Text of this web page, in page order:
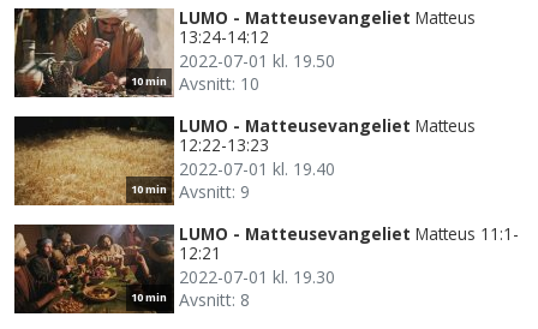
10 min
LUMO - Matteusevangeliet Matteus
13:24-14:12
2022-07-01 kl. 19.50
Avsnitt: 10
10 min
LUMO - Matteusevangeliet Matteus
12:22-13:23
2022-07-01 kl. 19.40
Avsnitt: 9
10 min
LUMO - Matteusevangeliet Matteus 11:1-
12:21
2022-07-01 kl. 19.30
Avsnitt: 8